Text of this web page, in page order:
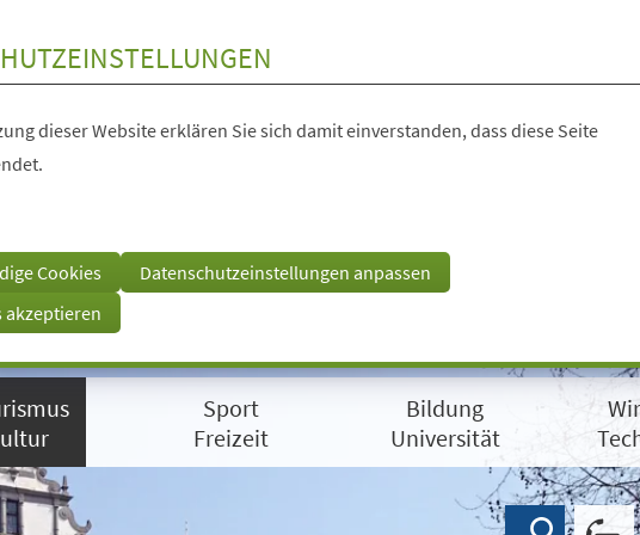
dieser Website erklären Sie sich damit einverstanden, dass diese Seite
Cookies
Datenschutzeinstellungen anpassen
akzeptieren
Sport
Freizeit
Bildung
Universität